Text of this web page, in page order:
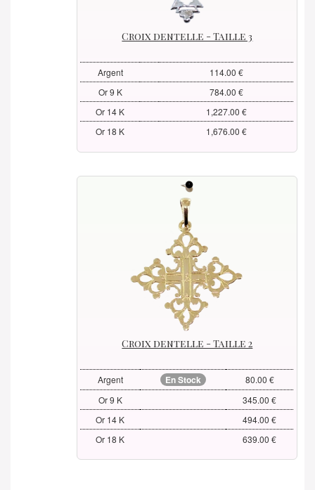
Croix dentelle - Taille 3
Argent
114.00 €
Or 9 K
784.00 €
Or 14 K
1,227.00 €
Or 18 K
1,676.00 €
Croix dentelle - Taille 2
Argent En Stock
80.00 €
Or 9 K
345.00 €
Or 14 K
494.00 €
Or 18 K
639.00 €